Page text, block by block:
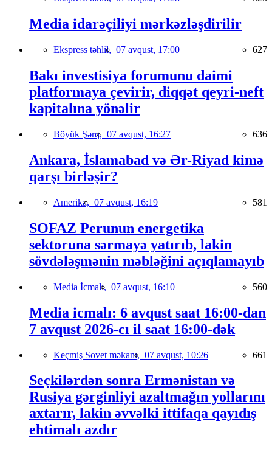
Media idarəçiliyi mərkəzləşdirilir
Ekspress təhlil, 07 avqust, 17:00 627
Bakı investisiya forumunu daimi
platformaya çevirir, diqqət qeyri-neft
kapitalına yönəlir
Böyük Şərq, 07 avqust, 16:27 636
Ankara, İslamabad və Ər-Riyad kimə
qarşı birləşir?
Amerika, 07 avqust, 16:19 581
SOFAZ Perunun energetika
sektoruna sərmayə yatırıb, lakin
sövdələşmənin məbləğini açıqlamayıb
Media İcmalı, 07 avqust, 16:10 560
Media icmalı: 6 avqust saat 16:00-dan
7 avqust 2026-cı il saat 16:00-dək
Keçmiş Sovet məkanı, 07 avqust, 10:26 661
Seçkilərdən sonra Ermənistan və
Rusiya gərginliyi azaltmağın yollarını
axtarır, lakin əvvəlki ittifaqa qayıdış
ehtimalı azdır